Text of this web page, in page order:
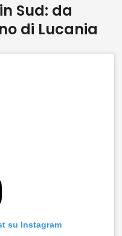
Sud: da
di Lucania
su Instagram